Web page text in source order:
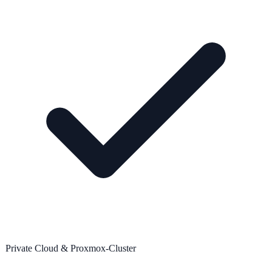
Private Cloud & Proxmox-Cluster